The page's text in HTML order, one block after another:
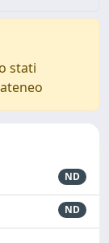
stati
ND
ND